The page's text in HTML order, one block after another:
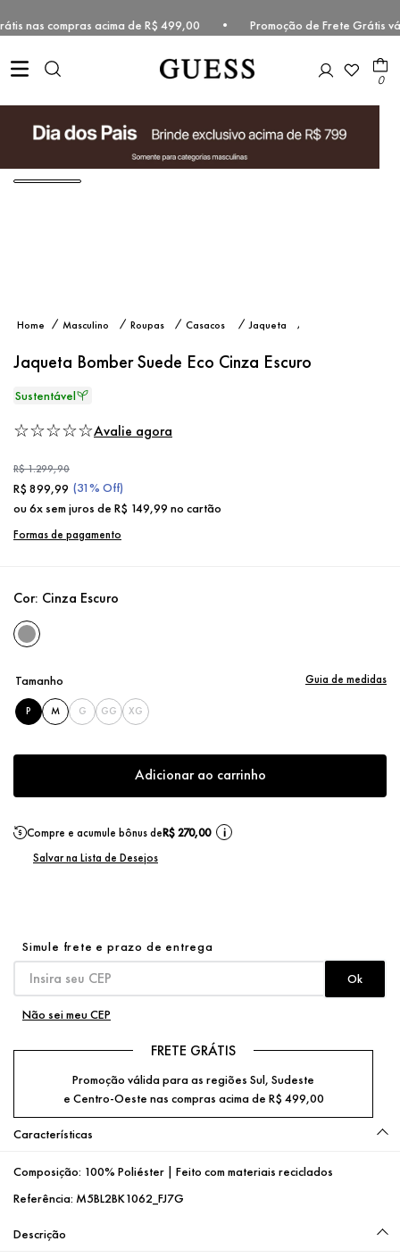
nas compras acima de R$ 499,00 • Promoção de Frete
0
Masculino Roupas
Casacos
Jaqueta
Jaqueta Bomber Suede Eco Cinza Escuro
☆☆☆☆☆Avalie agora
R$1.299,90
R$ 899,99 (31% Off)
ou6x sem juros de R$ 149,99 no cartão
Formas de pagamento
Cor: Cinza Escuro
Tamanho
P M G GG XG
Guia de medidas
Adicionar ao carrinho
Compre e acumule bônus deR$ 270,00 i
Não sei meu CEP
FRETE GRÁTIS
Promoção válida para as regiões Sul, Sudeste
e Centro-Oeste nas compras acima de R$ 499,00
Características
Composição: 100% Poliéster | Feito com materiais reciclados
Referência: M5BL2BK1062_FJ7G
Descrição